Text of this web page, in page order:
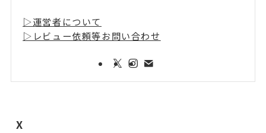
▷運営者について
▷レビュー依頼等お問い合わせ
X